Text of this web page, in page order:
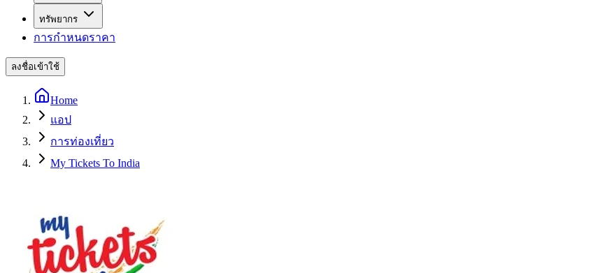
ทรัพยากร
การกำหนดราคา
ลงชื่อเข้าใช้
Home
แอป
การท่องเที่ยว
My Tickets To India